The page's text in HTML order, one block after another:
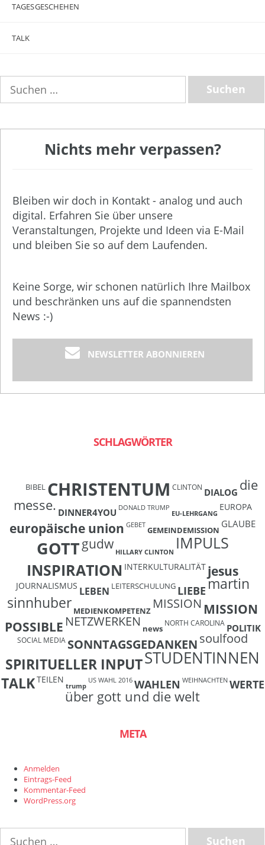
TAGESGESCHEHEN
TALK
nach:
Nichts mehr verpassen?
Bleiben wir doch in Kontakt - analog und auch
digital. Erfahren Sie über unsere
Veranstaltungen, Projekte und Ideen via E-Mail
und bleiben Sie so auf dem Laufenden.
Keine Sorge, wir schonen natürlich Ihre Mailbox
und beschränken uns auf die spannendsten
News :-)
NEWSLETTER ABONNIEREN
SCHLAGWÖRTER
BIBEL CHRISTENTUM CLINTON DIALOG die
messe. DINNER4YOU DONALD TRUMP
EU-LEHRGANG
EUROPA
europäische union GEBET GEMEINDEMISSION
GLAUBE
GOTTgudw HILLARY CLINTON IMPULS
INSPIRATION INTERKULTURALITÄT jesus
JOURNALISMUS LEBEN LEITERSCHULUNG LIEBEmartin
sinnhuber MEDIENKOMPETENZ MISSION MISSION
POSSIBLE NETZWERKEN news
NORTH CAROLINA POLITIK
SOCIAL MEDIA SONNTAGSGEDANKENsoulfood
SPIRITUELLER INPUTSTUDENTINNEN
TALKTEILEN
trump
US WAHL 2016 WAHLEN WEIHNACHTEN WERTE
über gott und die welt
META
Anmelden
Eintrags-Feed
Kommentar-Feed
WordPress.org